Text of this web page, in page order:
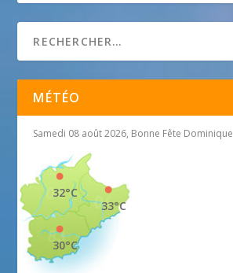
MÉTÉO
Samedi 08 août 2026, Bonne Fête Dominique
33°C
32°C
30°C